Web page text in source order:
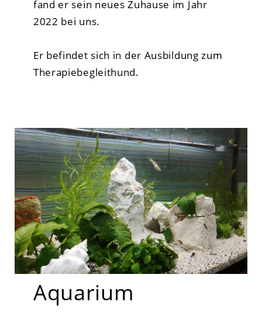
fand er sein neues Zuhause im Jahr
2022 bei uns.
Er befindet sich in der Ausbildung zum
Therapiebegleithund.
Aquarium